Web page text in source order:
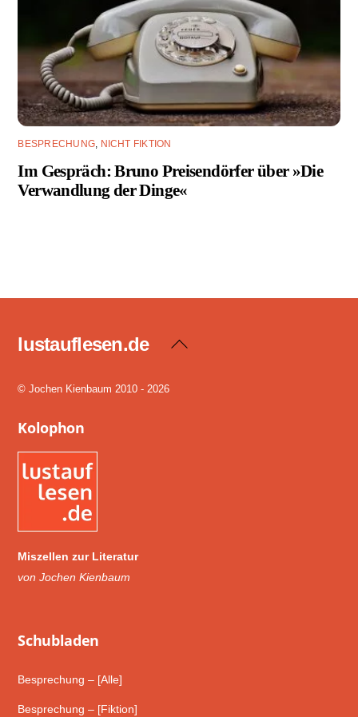
BESPRECHUNG, NICHT FIKTION
Im Gespräch: Bruno Preisendörfer über »Die
Verwandlung der Dinge«
Back
lustauflesen.de
© Jochen Kienbaum 2010 - 2026
Kolophon
Miszellen zur Literatur
von Jochen Kienbaum
Schub­laden
Besprechung – [Alle]
Besprechung – [Fiktion]